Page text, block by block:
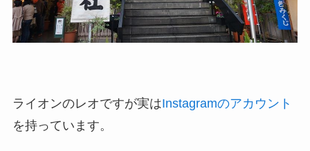
ライオンのレオですが実はInstagramのアカウント
を持っています。